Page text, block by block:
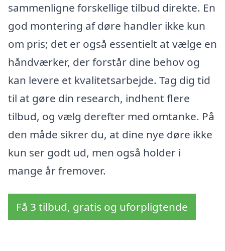
sammenligne forskellige tilbud direkte. En
god montering af døre handler ikke kun
om pris; det er også essentielt at vælge en
håndværker, der forstår dine behov og
kan levere et kvalitetsarbejde. Tag dig tid
til at gøre din research, indhent flere
tilbud, og vælg derefter med omtanke. På
den måde sikrer du, at dine nye døre ikke
kun ser godt ud, men også holder i
mange år fremover.
Få 3 tilbud, gratis og uforpligtende